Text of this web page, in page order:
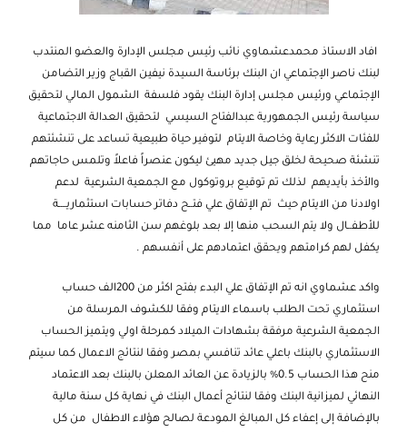
افاد الاستاذ محمدعشماوي نائب رئيس مجلس الإدارة والعضو المنتدب
لبنك ناصر الإجتماعي ان البنك برئاسة السيدة نيفين القباج وزير التضامن
الإجتماعي ورئيس مجلس إدارة البنك يقود فلسفة الشمول المالي لتحقيق
سياسة رئيس الجمهورية عبدالفتاح السيسي لتحقيق العدالة الاجتماعية
للفئات الاكثر رعاية وخاصة الايتام لتوفير حياة طبيعية تساعد على تنشئتهم
تنشئة صحيحة لخلق جيل جديد مهيئ ليكون عنصراً فاعلاً وتلمس حاجاتهم
والأخذ بأيديهم لذلك تم توقيع بروتوكول مع الجمعية الشرعية لدعم
اولادنا من الايتام حيث تم الإتفاق علي فتــح دفاتر حسابات استثماريــــة
للأطفــال ولا يتم السحب منها إلا بعد بلوغهم سن الثامنه عشر عاما مما
يكفل لهم كرامتهم ويحقق اعتمادهم على أنفسهم .
واكد عشماوي انه تم الإتفاق علي البدء بفتح اكثر من 200الف حساب
استثماري تحت الطلب باسماء الايتام وفقا للكشوف المرسلة من
الجمعية الشرعية مرفقة بشهادات الميلاد كمرحلة اولي ويتميز الحساب
الاستثماري بالبنك باعلي عائد تنافسي بمصر وفقا لنتائج الاعمال كما سيتم
منح هذا الحساب 0.5% بالزيادة عن العائد المعلن بالبنك بعد الاعتماد
النهائي لميزانية البنك وفقا لنتائج أعمال البنك في نهاية كل سنة مالية
بالإضافة إلى إعفاء كل المبالغ المودعة لصالح هؤلاء الاطفال من كل